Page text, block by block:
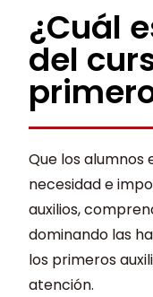
¿Cuál
del
Que los
necesidad e
auxilios,
dominando las
los primeros
atención.